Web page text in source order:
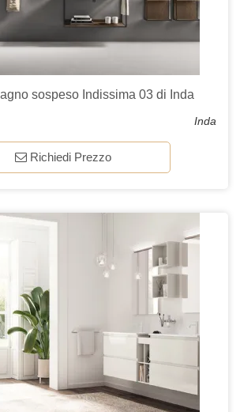
sospeso Indissima 03 di Inda
Inda
Richiedi Prezzo